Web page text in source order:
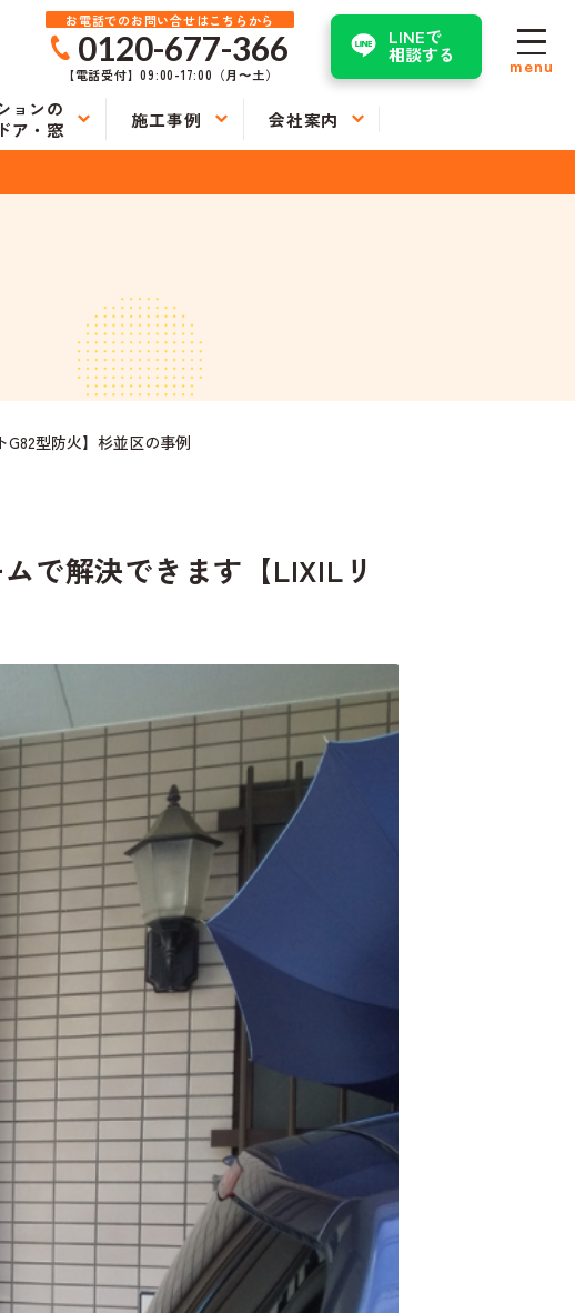
お電話でのお問い合せはこちらから
0120-677-366
【電話受付】09:00-17:00（月〜土）
LINEで
相談する
ョンの
ア・窓
施工事例 会社案内
menu
型防火】杉並区の事例
で解決できます【LIXILリ